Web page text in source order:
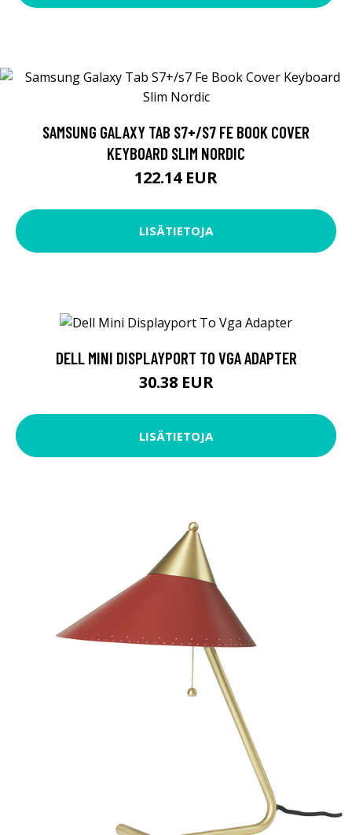
SAMSUNG GALAXY TAB S7+/S7 FE BOOK COVER
KEYBOARD SLIM NORDIC
122.14 EUR
LISÄTIETOJA
DELL MINI DISPLAYPORT TO VGA ADAPTER
30.38 EUR
LISÄTIETOJA